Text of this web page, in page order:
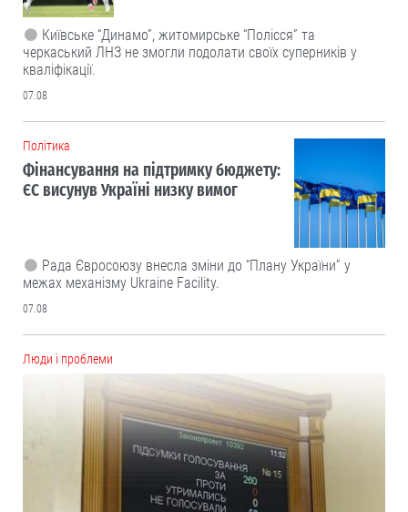
Київське “Динамо”, житомирське “Полісся” та
черкаський ЛНЗ не змогли подолати своїх суперників у
кваліфікації.
07.08
Політика
Фінансування на підтримку бюджету:
ЄС висунув Україні низку вимог
Рада Євросоюзу внесла зміни до “Плану України” у
межах механізму Ukraine Facility.
07.08
Люди і проблеми